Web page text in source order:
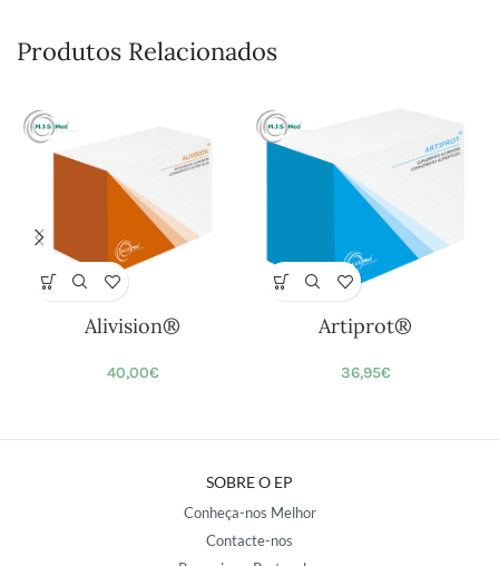
Produtos Relacionados
Alivision®
40,00€
Artiprot®
36,95€
SOBRE O EP
Conheça-nos Melhor
Contacte-nos